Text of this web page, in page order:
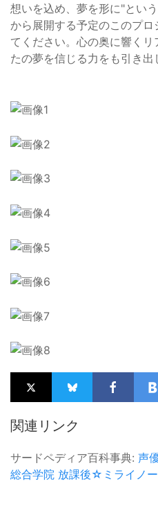
想いを込め、夢を形に"とい
から展開する予定のこのプ
てください。心の奥に響く
たの夢を信じる力をも引き出
関連リンク
サードペディア百科事典: 声
総合学院 放課後☆ミライノー